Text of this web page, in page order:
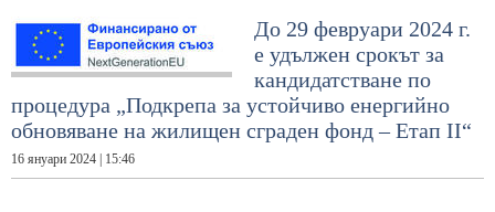
До 29 февруари 2024 г.
е удължен срокът за
кандидатстване по
процедура „Подкрепа за устойчиво енергийно
обновяване на жилищен сграден фонд – Етап II“
16 януари 2024 | 15:46